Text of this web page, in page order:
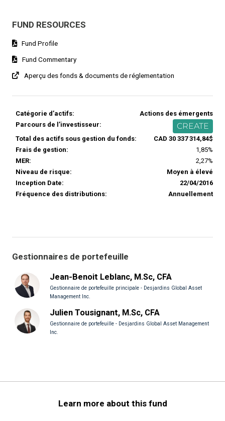
FUND RESOURCES
Fund Profile
Fund Commentary
Aperçu des fonds & documents de réglementation
Catégorie d’actifs:
Actions des émergents
Parcours de l’investisseur:
CREATE
Total des actifs sous gestion du fonds:
CAD 30 337 314,84$
Frais de gestion:
1,85%
MER:
2,27%
Niveau de risque:
Moyen à élevé
Inception Date:
22/04/2016
Fréquence des distributions:
Annuellement
Gestionnaires de portefeuille
Jean-Benoit Leblanc, M.Sc, CFA
Gestionnaire de portefeuille principale - Desjardins Global Asset
Management Inc.
Julien Tousignant, M.Sc, CFA
Gestionnaire de portefeuille - Desjardins Global Asset Management
Inc.
Learn more about this fund